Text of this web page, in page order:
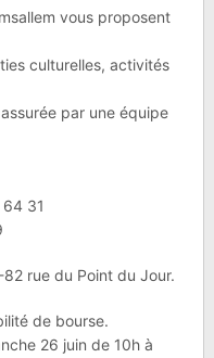
vous proposent
culturelles, activités
par une équipe
31
rue du Point du Jour.
de bourse.
26 juin de 10h à